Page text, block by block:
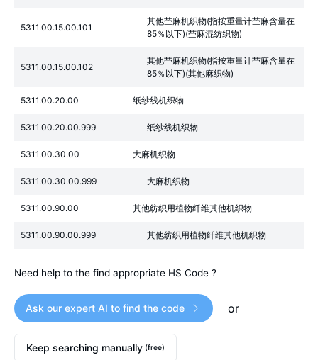
5311.00.15.00.101
其他苎麻机织物(指按重量计苎麻含量在
85％以下)(苎麻混纺织物)
5311.00.15.00.102
其他苎麻机织物(指按重量计苎麻含量在
85％以下)(其他麻织物)
5311.00.20.00 纸纱线机织物
5311.00.20.00.999 纸纱线机织物
5311.00.30.00 大麻机织物
5311.00.30.00.999 大麻机织物
5311.00.90.00 其他纺织用植物纤维其他机织物
5311.00.90.00.999 其他纺织用植物纤维其他机织物
Need help to the find appropriate HS Code ?
Ask our expert AI to find the code or
Keep searching manually (free)